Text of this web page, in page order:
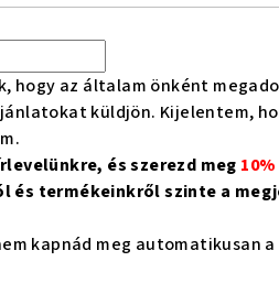
hogy az általam önként
küldjön. Kijelentem,
és szerezd meg
és termékeinkről szinte a
kapnád meg automatikusan